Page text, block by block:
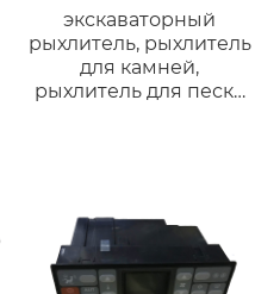
экскаваторный
рыхлитель, рыхлитель
для камней,
рыхлитель для песка